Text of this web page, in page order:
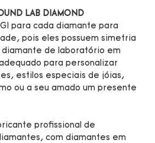
LAB DIAMOND
para cada diamante para
pois eles possuem simetria
de laboratório em
para personalizar
estilos especiais de jóias,
ou a seu amado um presente
profissional de
com diamantes em